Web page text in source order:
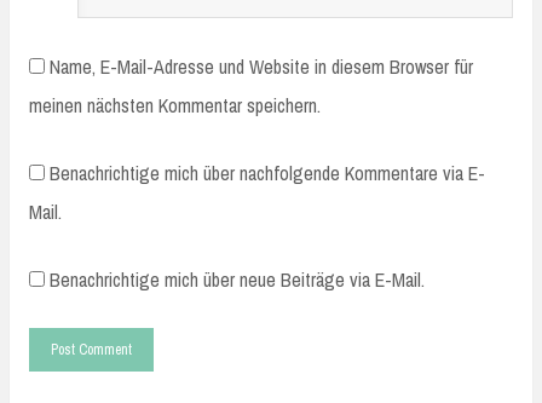
Name, E-Mail-Adresse und Website in diesem Browser für
meinen nächsten Kommentar speichern.
Benachrichtige mich über nachfolgende Kommentare via E-
Mail.
Benachrichtige mich über neue Beiträge via E-Mail.